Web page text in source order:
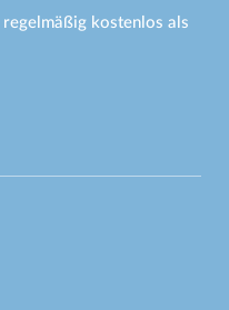
kostenlos als